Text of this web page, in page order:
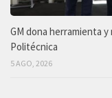
GM dona herramienta y
Politécnica
5 AGO, 2026